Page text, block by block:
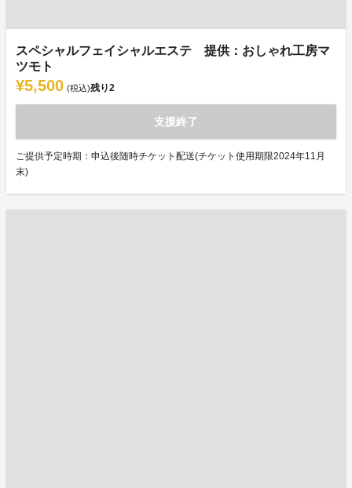
スペシャルフェイシャルエステ 提供：おしゃれ工房マ
ツモト
¥5,500 (税込)残り2
支援終了
ご提供予定時期：申込後随時チケット配送(チケット使用期限2024年11月
末)